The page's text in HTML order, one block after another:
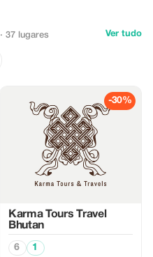
· 37 lugares Ver tudo
-30%
Karma Tours Travel
Bhutan
6 1